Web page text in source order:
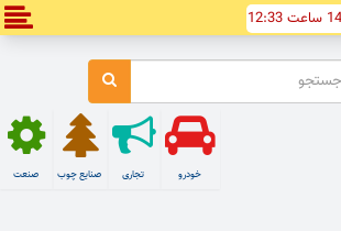
صنعت صنایع چوب تجاری خودرو